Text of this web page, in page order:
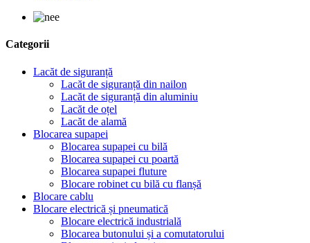
Categorii
Lacăt de siguranță
Lacăt de siguranță din nailon
Lacăt de siguranță din aluminiu
Lacăt de oțel
Lacăt de alamă
Blocarea supapei
Blocarea supapei cu bilă
Blocarea supapei cu poartă
Blocarea supapei fluture
Blocare robinet cu bilă cu flanșă
Blocare cablu
Blocare electrică și pneumatică
Blocare electrică industrială
Blocarea butonului și a comutatorului